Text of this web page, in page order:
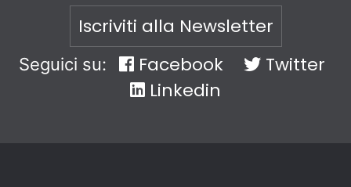
Iscriviti alla Newsletter
Seguici su: Facebook
Twitter
Linkedin